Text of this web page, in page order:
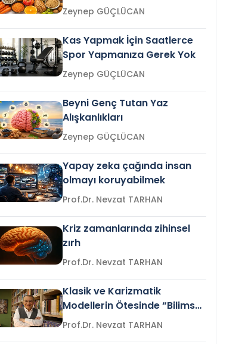
Zeynep GÜÇLÜCAN
Kas Yapmak İçin Saatlerce
Spor Yapmanıza Gerek Yok
Zeynep GÜÇLÜCAN
Beyni Genç Tutan Yaz
Alışkanlıkları
Zeynep GÜÇLÜCAN
Yapay zeka çağında insan
olmayı koruyabilmek
Prof.Dr. Nevzat TARHAN
Kriz zamanlarında zihinsel
zırh
Prof.Dr. Nevzat TARHAN
Klasik ve Karizmatik
Modellerin Ötesinde “Bilimsel
Liderlik”
Prof.Dr. Nevzat TARHAN